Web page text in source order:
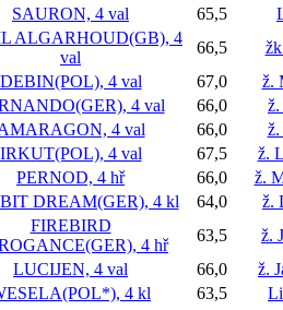
SAURON, 4 val 65,5
ALGARHOUD(GB), 4
val
66,5
DEBIN(POL), 4 val 67,0
ž.
4 val 66,0
4 val 66,0
ž.
IRKUT(POL), 4 val 67,5
ž.
PERNOD, 4 hř 66,0
ž.
DREAM(GER), 4 kl 64,0
ž.
FIREBIRD
4 hř
63,5
ž.
LUCIJEN, 4 val 66,0
ž.
4 kl 63,5